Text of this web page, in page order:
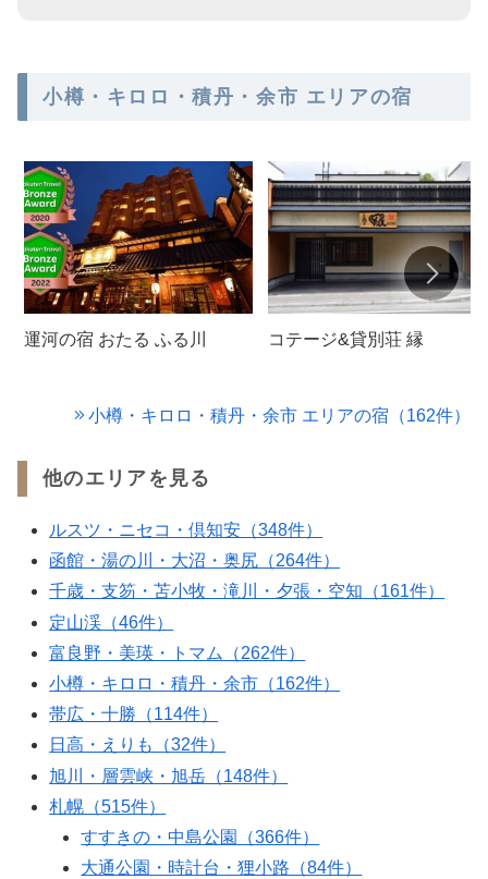
小樽・キロロ・積丹・余市 エリアの宿
運河の宿 おたる ふる川 コテージ&貸別荘 縁
小樽・キロロ・積丹・余市 エリアの宿（162件）
他のエリアを見る
ルスツ・ニセコ・倶知安（348件）
函館・湯の川・大沼・奥尻（264件）
千歳・支笏・苫小牧・滝川・夕張・空知（161件）
定山渓（46件）
富良野・美瑛・トマム（262件）
小樽・キロロ・積丹・余市（162件）
帯広・十勝（114件）
日高・えりも（32件）
旭川・層雲峡・旭岳（148件）
札幌（515件）
すすきの・中島公園（366件）
大通公園・時計台・狸小路（84件）